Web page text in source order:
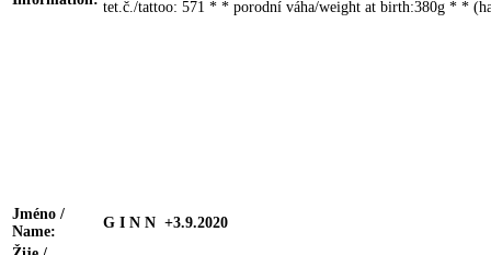
tet.č./tattoo: 571 * * porodní váha/weight at birth:380g * *
Jméno /
Name:
G I N N +3.9.2020